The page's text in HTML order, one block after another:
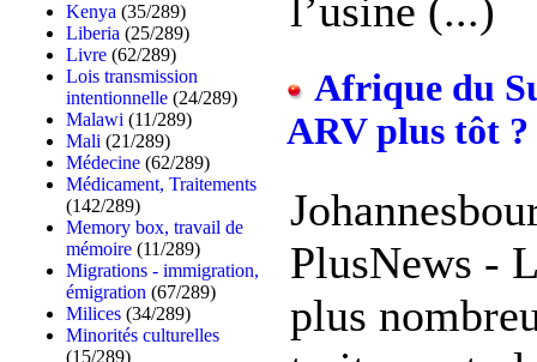
Kenya (35/289)
Liberia (25/289)
Livre (62/289)
Lois transmission
intentionnelle (24/289)
Malawi (11/289)
Mali (21/289)
Médecine (62/289)
Médicament, Traitements
(142/289)
Memory box, travail de
mémoire (11/289)
Migrations - immigration,
émigration (67/289)
Milices (34/289)
Minorités culturelles
(15/289)
l’usine (...)
Afrique du
ARV plus tôt ?
PlusNews -
plus